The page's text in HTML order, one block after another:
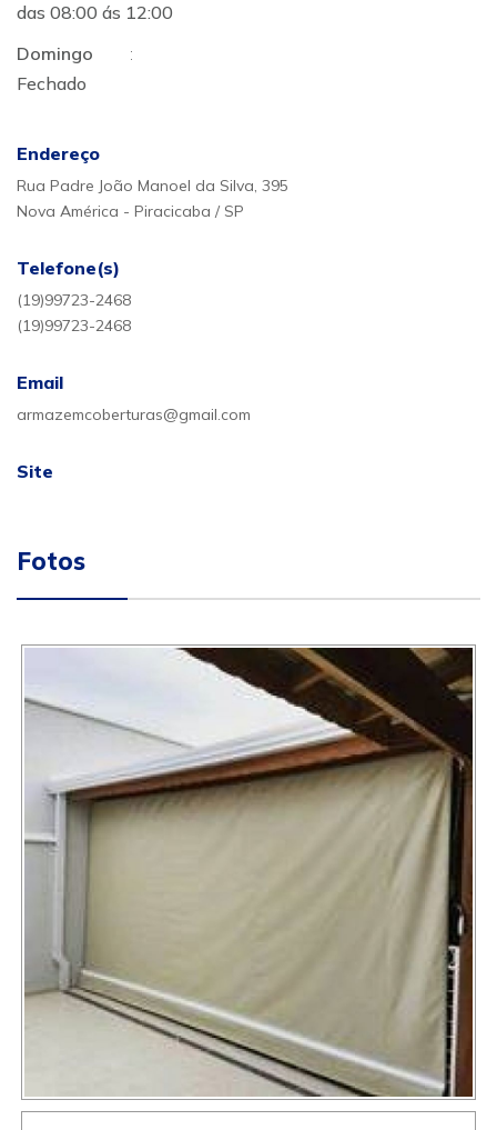
das 08:00 ás 12:00
Domingo
:
Fechado
Endereço
Rua Padre João Manoel da Silva, 395
Nova América - Piracicaba / SP
Telefone(s)
(19)99723-2468
(19)99723-2468
Email
armazemcoberturas@gmail.com
Site
Fotos